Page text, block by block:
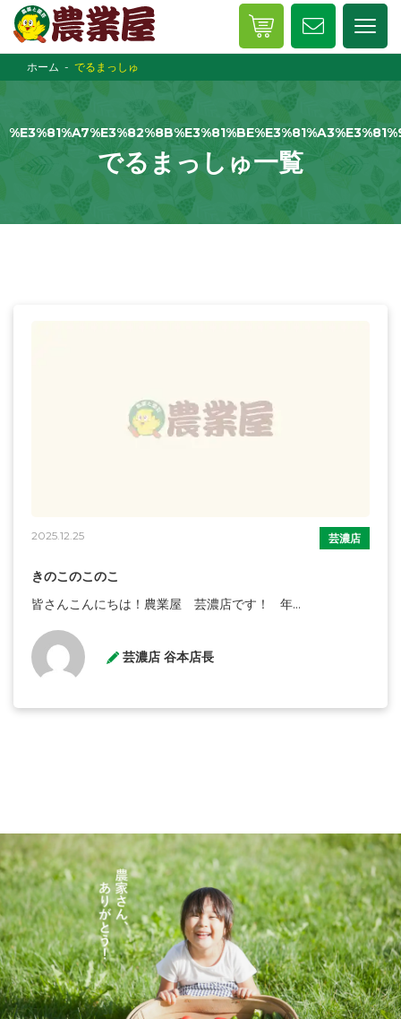
ホーム でるまっしゅ
でるまっしゅ一覧
2025.12.25 芸濃店
きのこのこのこ
皆さんこんにちは！農業屋 芸濃店です！ 年...
芸濃店 谷本店長